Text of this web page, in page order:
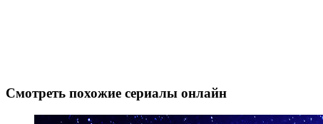
Смотреть похожие сериалы онлайн